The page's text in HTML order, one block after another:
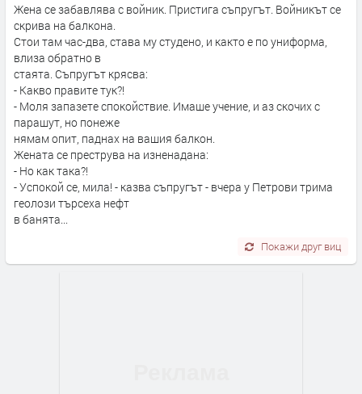
Жена се забавлява с войник. Пристига съпругът. Войникът се
скрива на балкона.
Стои там час-два, става му студено, и както е по униформа,
влиза обратно в
стаята. Съпругът крясва:
- Какво правите тук?!
- Моля запазете спокойствие. Имаше учение, и аз скочих с
парашут, но понеже
нямам опит, паднах на вашия балкон.
Жената се преструва на изненадана:
- Но как така?!
- Успокой се, мила! - казва съпругът - вчера у Петрови трима
геолози търсеха нефт
в банята...
Покажи друг виц